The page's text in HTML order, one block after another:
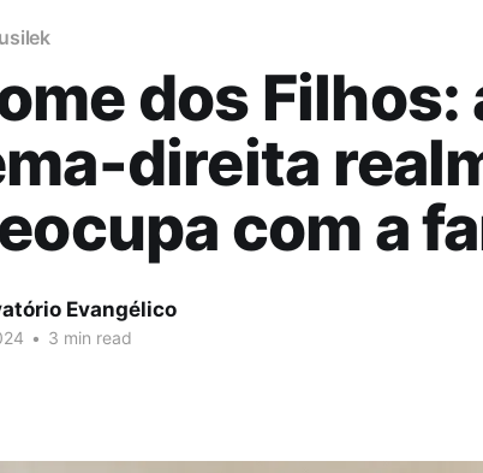
dos Filhos:
direita
com a
Evangélico
• 3 min read